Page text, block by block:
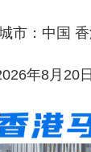
市：中国
年8月20